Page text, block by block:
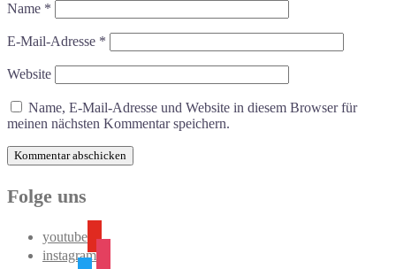
Name *
E-Mail-Adresse *
Website
Name, E-Mail-Adresse und Website in diesem Browser für
meinen nächsten Kommentar speichern.
Folge uns
youtube
instagram